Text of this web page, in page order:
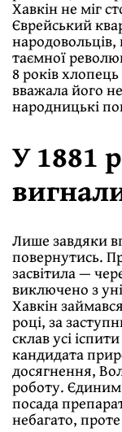
Хавкін не міг
Єврейський
таємної
8 років
вважала його
народницькі
У 1881
Лише завдяки
повернутись.
засвітила —
виключено з
Хавкін
році, за
склав усі
кандидата
досягнення,
роботу.
посада
небагато,